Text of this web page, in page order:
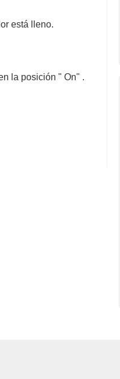
está lleno.
la posición " On" .